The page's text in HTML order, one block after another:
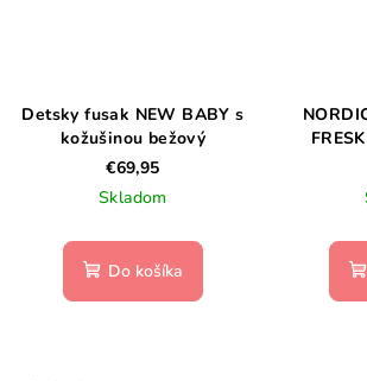
Detsky fusak NEW BABY s
kožušinou bežový
€69,95
Skladom
Do košíka